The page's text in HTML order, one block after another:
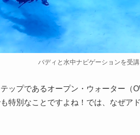
バディと水中ナビゲーションを受
ップであるオープン・ウォーター（
特別なことですよね！では、なぜア